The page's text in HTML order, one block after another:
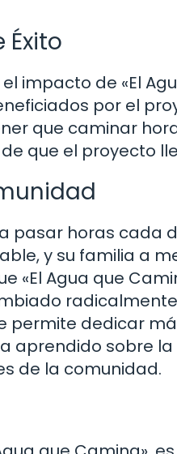
Éxito
impacto de «El
por el
que caminar
que el proyecto
pasar horas cada
y su familia a
«El Agua que
permite dedicar
aprendido sobre
de la comunidad.